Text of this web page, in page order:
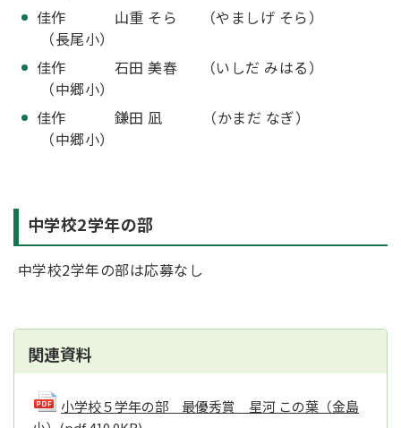
佳作 山重 そら （やましげ そら）
（長尾小）
佳作 石田 美春 （いしだ みはる）
（中郷小）
佳作 鎌田 凪 （かまだ なぎ）
（中郷小）
中学校2学年の部
中学校2学年の部は応募なし
関連資料
小学校５学年の部 最優秀賞 星河 この葉（金島